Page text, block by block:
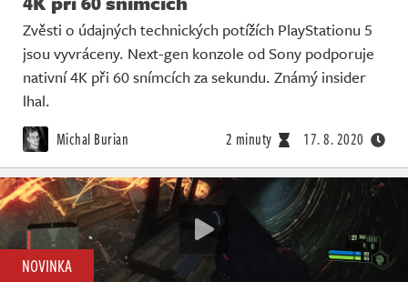
Zvěsti o údajných technických potížích PlayStationu 5
jsou vyvráceny. Next-gen konzole od Sony podporuje
nativní 4K při 60 snímcích za sekundu. Známý insider
lhal.
Michal Burian 2 minuty 17. 8. 2020
NOVINKA